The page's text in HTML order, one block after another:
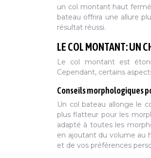
un col montant haut
bateau offrira une allure
résultat réussi.
LE COL MONTANT: UN
Le col montant est
Cependant, certains
Conseils morphologiques
Un col bateau allonge le
plus flatteur pour les
adapté à toutes les
en ajoutant du volume au
et de vos préférences